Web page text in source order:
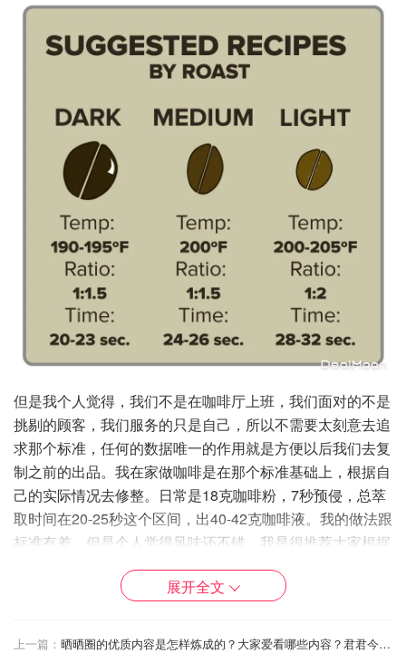
但是我个人觉得，我们不是在咖啡厅上班，我们面对的不是
挑剔的顾客，我们服务的只是自己，所以不需要太刻意去追
求那个标准，任何的数据唯一的作用就是方便以后我们去复
制之前的出品。我在家做咖啡是在那个标准基础上，根据自
己的实际情况去修整。日常是18克咖啡粉，7秒预侵，总萃
取时间在20-25秒这个区间，出40-42克咖啡液。我的做法跟
标准有差，但是个人觉得风味还不错。我是很推荐大家根据
自己情况去做调整的。
开机，热机器
展开全文
上一篇：
晒晒圈的优质内容是怎样炼成的？大家爱看哪些内容？君君今天来做大揭秘！